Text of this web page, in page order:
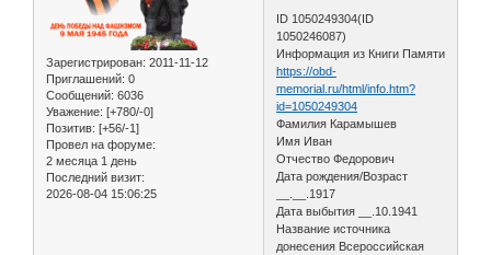
Зарегистрирован: 2011-11-12
Приглашений: 0
Сообщений: 6036
Уважение: [+780/-0]
Позитив: [+56/-1]
Провел на форуме:
2 месяца 1 день
Последний визит:
2026-08-04 15:06:25
ID 1050249304(ID
1050246087)
Информация из Книги Памяти
https://obd-
memorial.ru/html/info.htm?
id=1050249304
Фамилия Карамышев
Имя Иван
Отчество Федорович
Дата рождения/Возраст
__.__.1917
Дата выбытия __.10.1941
Название источника
донесения Всероссийская